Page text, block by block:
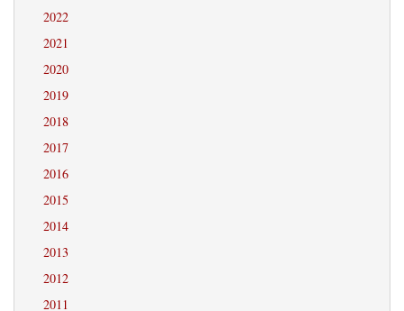
2022
2021
2020
2019
2018
2017
2016
2015
2014
2013
2012
2011